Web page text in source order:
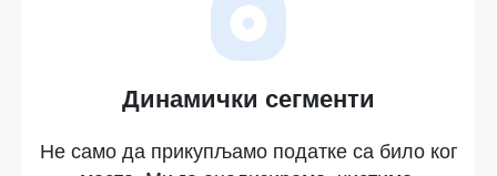
Динамички сегменти
Не само да прикупљамо податке са било ког